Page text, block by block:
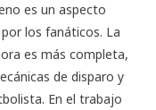
es un aspecto
los fanáticos. La
es más completa,
de disparo y
En el trabajo